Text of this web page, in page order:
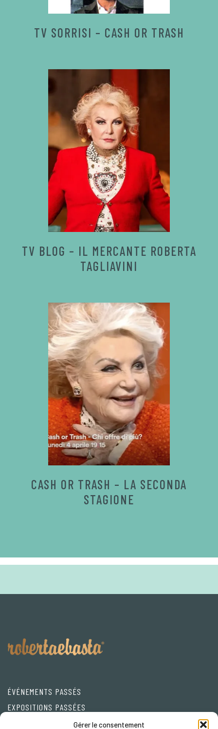
Gérer le consentement
TV SORRISI – CASH OR TRASH
TV BLOG – IL MERCANTE ROBERTA
TAGLIAVINI
CASH OR TRASH – LA SECONDA
STAGIONE
ÉVÉNEMENTS PASSÉS
EXPOSITIONS PASSÉES